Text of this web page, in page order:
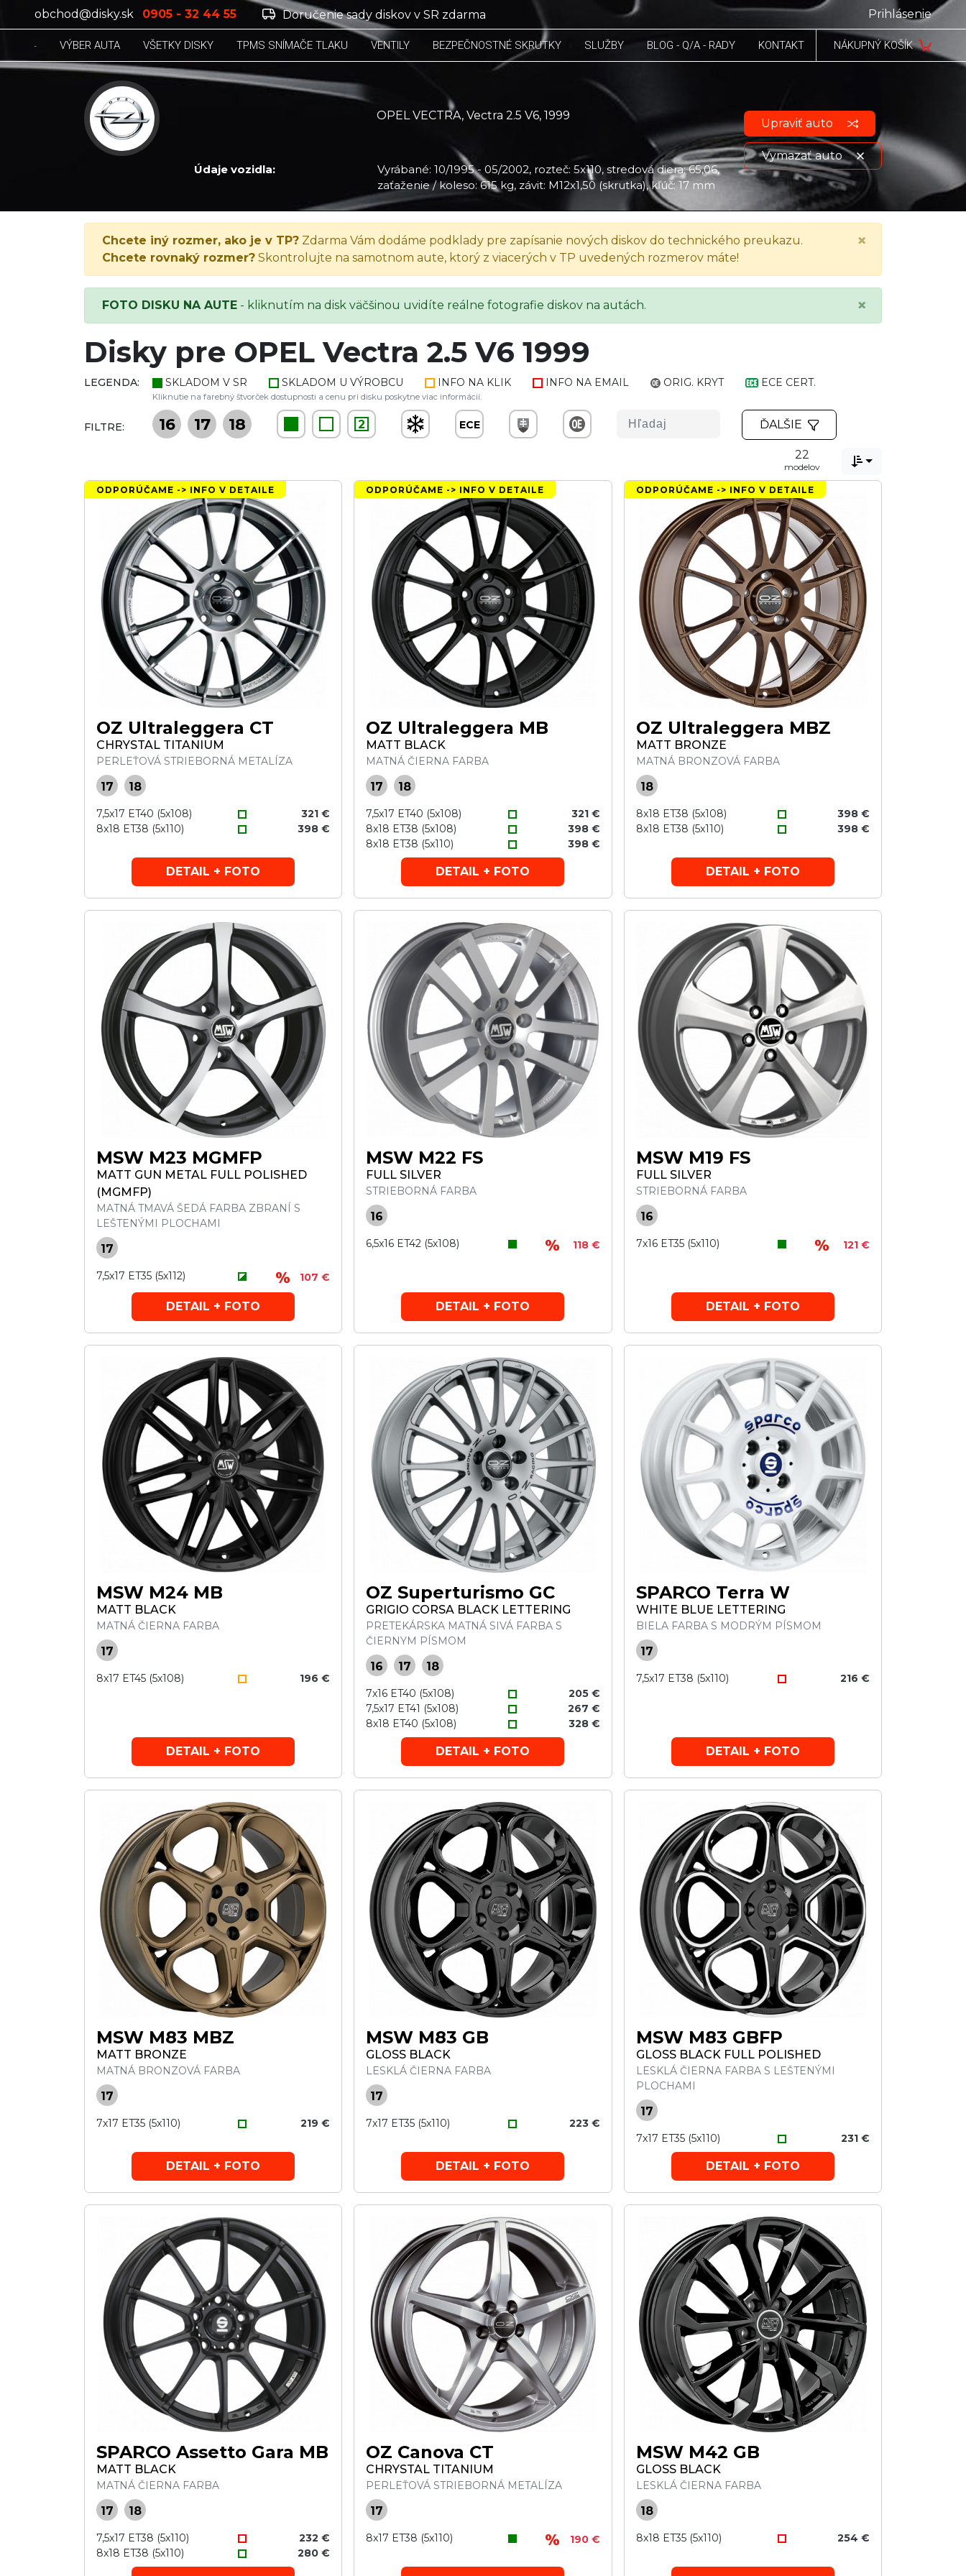
obchod@disky.sk 0905 - 32 44 55 Doručenie sady diskov v SR zdarma Prihlásenie
VÝBER AUTA VŠETKY DISKY TPMS SNÍMAČE TLAKU VENTILY BEZPEČNOSTNÉ SKRUTKY SLUŽBY BLOG - Q/A - RADY KONTAKT NÁKUPNÝ KOŠÍK
OPEL VECTRA, Vectra 2.5 V6, 1999
Údaje vozidla:
Vyrábané: 10/1995 - 05/2002, rozteč: 5x110, stredová diera: 65,06,
zaťaženie / koleso: 615 kg, závit: M12x1,50 (skrutka), kľúč: 17 mm
Upraviť auto
Vymazať auto
OPEL VECTRA, Vectra 2.5 V6, 1999
Zobraziť údaje o vozidle
Chcete iný rozmer, ako je v TP? Zdarma Vám dodáme podklady pre zapísanie nových diskov do technického preukazu.
Chcete rovnaký rozmer? Skontrolujte na samotnom aute, ktorý z viacerých v TP uvedených rozmerov máte!
×
FOTO DISKU NA AUTE - kliknutím na disk väčšinou uvidíte reálne fotografie diskov na autách. ×
Disky pre OPEL Vectra 2.5 V6 1999
LEGENDA: SKLADOM V SR SKLADOM U VÝROBCU INFO NA KLIK INFO NA EMAIL ORIG. KRYT ECE CERT.
Kliknutie na farebný štvorček dostupnosti a cenu pri disku poskytne viac informácií.
FILTRE: 16 17 18 2 ECE ĎALŠIE
22
modelov 
ODPORÚČAME -> INFO V DETAILE
OZ Ultraleggera CT
CHRYSTAL TITANIUM
PERLEŤOVÁ STRIEBORNÁ METALÍZA
17 18
7,5x17 ET40 (5x108)
321 €
8x18 ET38 (5x110)
398 €
DETAIL + FOTO
ODPORÚČAME -> INFO V DETAILE
OZ Ultraleggera MB
MATT BLACK
MATNÁ ČIERNA FARBA
17 18
7,5x17 ET40 (5x108)
321 €
8x18 ET38 (5x108)
398 €
8x18 ET38 (5x110)
398 €
DETAIL + FOTO
ODPORÚČAME -> INFO V DETAILE
OZ Ultraleggera MBZ
MATT BRONZE
MATNÁ BRONZOVÁ FARBA
18
8x18 ET38 (5x108)
398 €
8x18 ET38 (5x110)
398 €
DETAIL + FOTO
MSW M23 MGMFP
MATT GUN METAL FULL POLISHED
(MGMFP)
MATNÁ TMAVÁ ŠEDÁ FARBA ZBRANÍ S
LEŠTENÝMI PLOCHAMI
17
7,5x17 ET35 (5x112) 107 €
DETAIL + FOTO
MSW M22 FS
FULL SILVER
STRIEBORNÁ FARBA
16
6,5x16 ET42 (5x108) 118 €
DETAIL + FOTO
MSW M19 FS
FULL SILVER
STRIEBORNÁ FARBA
16
7x16 ET35 (5x110) 121 €
DETAIL + FOTO
MSW M24 MB
MATT BLACK
MATNÁ ČIERNA FARBA
17
8x17 ET45 (5x108) 196 €
DETAIL + FOTO
OZ Superturismo GC
GRIGIO CORSA BLACK LETTERING
PRETEKÁRSKA MATNÁ SIVÁ FARBA S
ČIERNYM PÍSMOM
16 17 18
7x16 ET40 (5x108)
205 €
7,5x17 ET41 (5x108)
267 €
8x18 ET40 (5x108)
328 €
DETAIL + FOTO
SPARCO Terra W
WHITE BLUE LETTERING
BIELA FARBA S MODRÝM PÍSMOM
17
7,5x17 ET38 (5x110) 216 €
DETAIL + FOTO
MSW M83 MBZ
MATT BRONZE
MATNÁ BRONZOVÁ FARBA
17
7x17 ET35 (5x110) 219 €
DETAIL + FOTO
MSW M83 GB
GLOSS BLACK
LESKLÁ ČIERNA FARBA
17
7x17 ET35 (5x110) 223 €
DETAIL + FOTO
MSW M83 GBFP
GLOSS BLACK FULL POLISHED
LESKLÁ ČIERNA FARBA S LEŠTENÝMI
PLOCHAMI
17
7x17 ET35 (5x110) 231 €
DETAIL + FOTO
SPARCO Assetto Gara MB
MATT BLACK
MATNÁ ČIERNA FARBA
17 18
7,5x17 ET38 (5x110)
232 €
8x18 ET38 (5x110)
280 €
OZ Canova CT
CHRYSTAL TITANIUM
PERLEŤOVÁ STRIEBORNÁ METALÍZA
17
8x17 ET38 (5x110) 190 €
MSW M42 GB
GLOSS BLACK
LESKLÁ ČIERNA FARBA
18
8x18 ET35 (5x110) 254 €